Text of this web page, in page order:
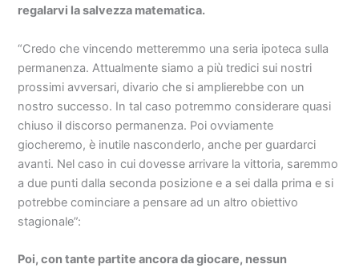
regalarvi la salvezza matematica.
“Credo che vincendo metteremmo una seria ipoteca sulla
permanenza. Attualmente siamo a più tredici sui nostri
prossimi avversari, divario che si amplierebbe con un
nostro successo. In tal caso potremmo considerare quasi
chiuso il discorso permanenza. Poi ovviamente
giocheremo, è inutile nasconderlo, anche per guardarci
avanti. Nel caso in cui dovesse arrivare la vittoria, saremmo
a due punti dalla seconda posizione e a sei dalla prima e si
potrebbe cominciare a pensare ad un altro obiettivo
stagionale”:
Poi, con tante partite ancora da giocare, nessun